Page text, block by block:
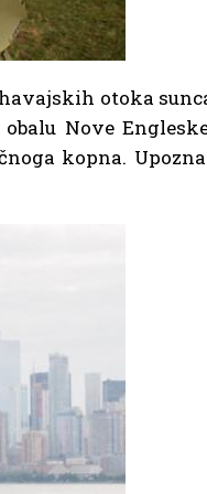
otoka
Nove
kopna.